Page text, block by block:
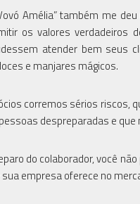
Amélia” também me
os valores verdadeiros
atender bem seus
e manjares mágicos.
corremos sérios riscos,
despreparadas e
do colaborador, você
empresa oferece no